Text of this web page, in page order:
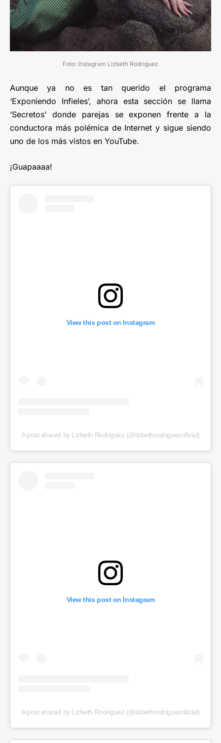
Foto: Instagram Lizbeth Rodriguez
Aunque ya no es tan querido el programa
‘Exponiendo Infieles’, ahora esta sección se llama
‘Secretos’ donde parejas se exponen frente a la
conductora más polémica de Internet y sigue siendo
uno de los más vistos en YouTube.
¡Guapaaaa!
View this post on Instagram
A post shared by Lizbeth Rodriguez (@lizbethrodriguezoficial)
View this post on Instagram
A post shared by Lizbeth Rodriguez (@lizbethrodriguezoficial)